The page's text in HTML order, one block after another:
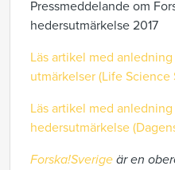
Pressmeddelande om
hedersutmärkelse 2017
Läs artikel med
utmärkelser (Life Science
Läs artikel med
hedersutmärkelse
Forska!Sverige är en